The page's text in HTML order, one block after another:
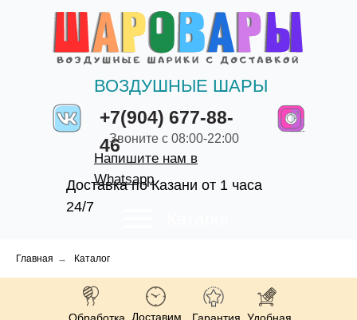
+7(904) 677-88-
46
ВОЗДУШНЫЕ ШАРЫ
Доставка по Казани от 1 часа
24/7
Звоните с 08:00-22:00
Напишите нам в
Whatsapp
Главная → Каталог
Доставим